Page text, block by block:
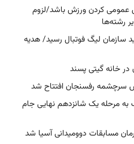
عمومی کردن ورزش باشد/لزوم
رشته‌ها
سازمان لیگ فوتبال رسید/ هدیه
خانه گیتی پسند
سرچشمه رفسنجان افتتاح شد
مرحله یک شانزدهم نهایی جام
مسابقات دوومیدانی آسیا شد